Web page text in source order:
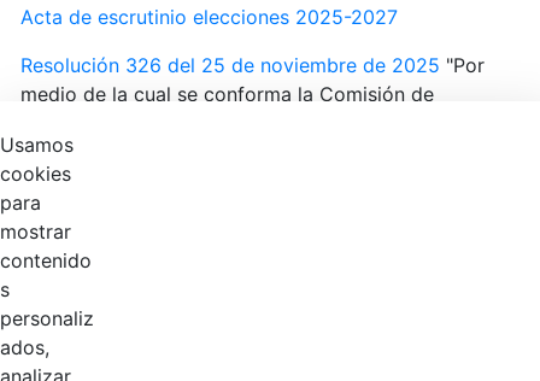
Acta de escrutinio elecciones 2025-2027
Resolución 326 del 25 de noviembre de 2025 "Por
medio de la cual se conforma la Comisión de
Comité Paritario de Seguridad y Salud en el Trabajo -
COPASST de la Unidad Administrativa Especial
Contaduría General de la Nación para el periodo
2025-2027".
Productos
Usamos
cookies
para
mostrar
contenido
s
personaliz
ados,
analizar